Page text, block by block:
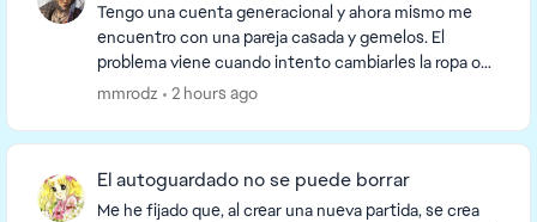
Tengo una cuenta generacional y ahora mismo me
encuentro con una pareja casada y gemelos. El
problema viene cuando intento cambiarles la ropa o
algo, que al salir me dicen que acaban de comenzar
mmrodz 2 hours ago
El autoguardado no se puede borrar
Me he fijado que, al crear una nueva partida, se crea